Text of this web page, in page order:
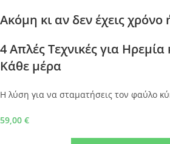
Ακόμη κι αν δεν έχεις χρόνο
4 Απλές Τεχνικές για Ηρεμία
Κάθε μέρα
Η λύση για να σταματήσεις τον φαύλο
59,00 €